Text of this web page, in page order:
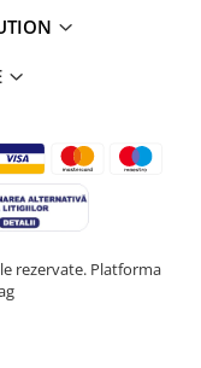
rezervate. Platforma